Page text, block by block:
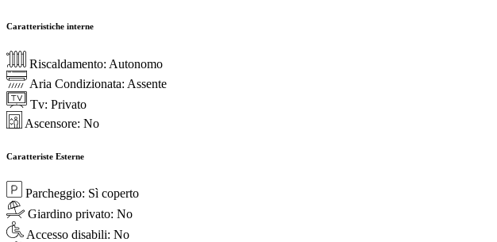
Caratteristiche interne
Riscaldamento: Autonomo
Aria Condizionata: Assente
Tv:Privato
Ascensore:No
Caratteriste Esterne
Parcheggio: Sì coperto
Giardino privato:No
Accesso disabili:No